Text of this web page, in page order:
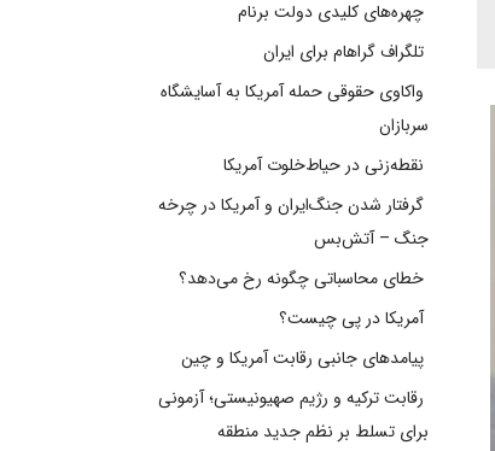
چهره‌های کلیدی دولت برنام
تلگراف گراهام برای ایران
واکاوی حقوقی حمله آمریکا به آسایشگاه
سربازان
نقطه‌زنی در حیاط‌خلوت آمریکا
گرفتار شدن جنگ‌ایران و آمریکا در چرخه
جنگ – آتش‌بس
خطای محاسباتی چگونه رخ می‌دهد؟
آمریکا در پی چیست؟
پیامدهای جانبی رقابت آمریکا و چین
رقابت ترکیه و رژیم صهیونیستی؛ آزمونی
برای تسلط بر نظم جدید منطقه